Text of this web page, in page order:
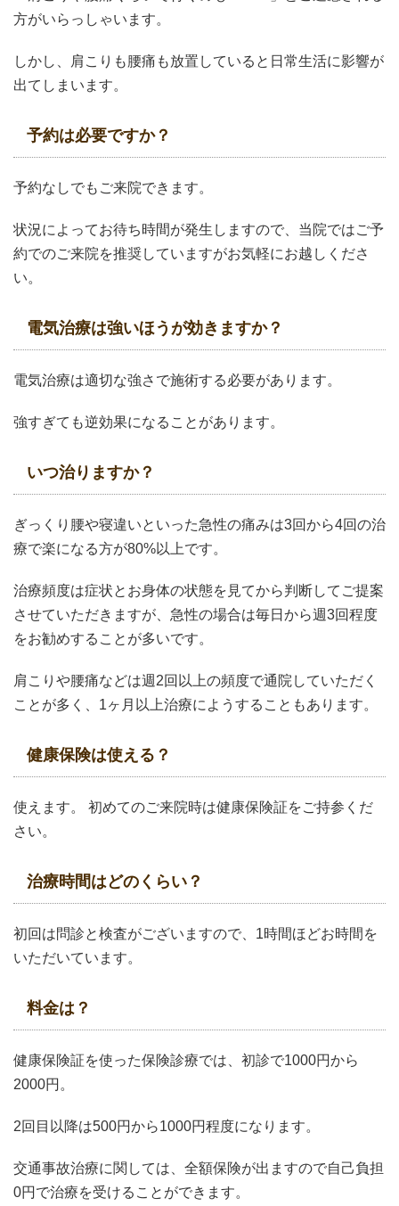
方がいらっしゃいます。
しかし、肩こりも腰痛も放置していると日常生活に影響が
出てしまいます。
予約は必要ですか？
予約なしでもご来院できます。
状況によってお待ち時間が発生しますので、当院ではご予
約でのご来院を推奨していますがお気軽にお越しくださ
い。
電気治療は強いほうが効きますか？
電気治療は適切な強さで施術する必要があります。
強すぎても逆効果になることがあります。
いつ治りますか？
ぎっくり腰や寝違いといった急性の痛みは3回から4回の治
療で楽になる方が80%以上です。
治療頻度は症状とお身体の状態を見てから判断してご提案
させていただきますが、急性の場合は毎日から週3回程度
をお勧めすることが多いです。
肩こりや腰痛などは週2回以上の頻度で通院していただく
ことが多く、1ヶ月以上治療にようすることもあります。
健康保険は使える？
使えます。 初めてのご来院時は健康保険証をご持参くだ
さい。
治療時間はどのくらい？
初回は問診と検査がございますので、1時間ほどお時間を
いただいています。
料金は？
健康保険証を使った保険診療では、初診で1000円から
2000円。
2回目以降は500円から1000円程度になります。
交通事故治療に関しては、全額保険が出ますので自己負担
0円で治療を受けることができます。